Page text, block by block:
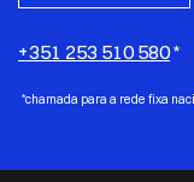
+351 253 510 580
*chamada para a rede fixa